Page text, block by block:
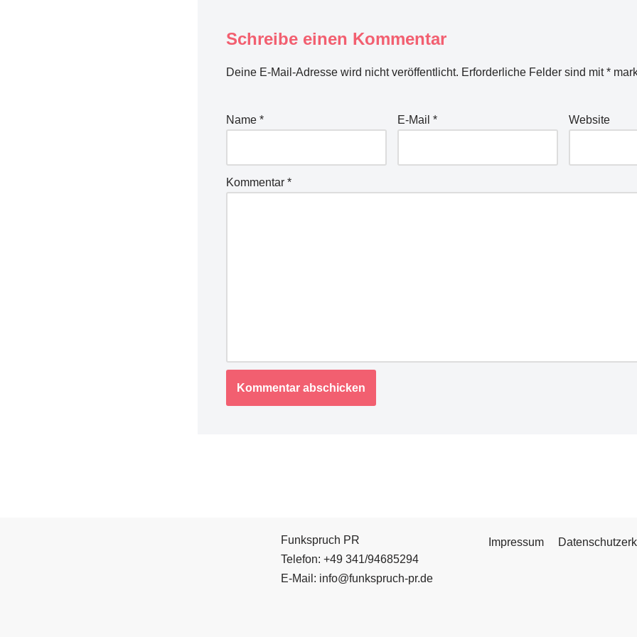
Schreibe einen Kommentar
Deine E-Mail-Adresse wird nicht veröffentlicht. Erforderliche Felder sind mit*
Name * E-Mail * Website
Kommentar *
Funkspruch PR
Telefon: +49 341/94685294
E-Mail: info@funkspruch-pr.de
Impressum